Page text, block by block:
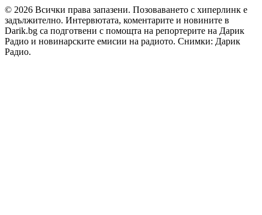
© 2026 Всички права запазени. Позоваването с хиперлинк е
задължително. Интервютата, коментарите и новините в
Darik.bg са подготвени с помощта на репортерите на Дарик
Радио и новинарските емисии на радиото. Снимки: Дарик
Радио.